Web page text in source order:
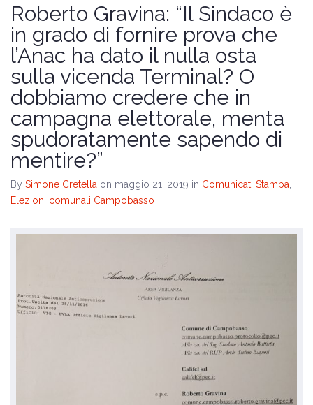
Roberto Gravina: “Il Sindaco è
in grado di fornire prova che
l’Anac ha dato il nulla osta
sulla vicenda Terminal? O
dobbiamo credere che in
campagna elettorale, menta
spudoratamente sapendo di
mentire?”
By Simone Cretella on maggio 21, 2019 in Comunicati Stampa
Elezioni comunali Campobasso